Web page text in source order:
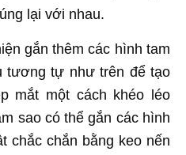
lại với nhau.
gắn thêm các hình tam
tương tự như trên để tạo
mắt một cách khéo léo
sao có thể gắn các hình
chắc chắn bằng keo nến